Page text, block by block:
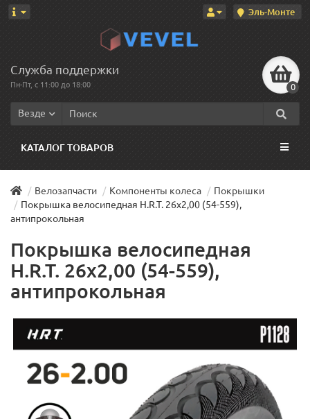
Эль-Монте
Служба поддержки
Пн-Пт, с 11:00 до 18:00 0
Везде
КАТАЛОГ ТОВАРОВ
Велозапчасти Компоненты колеса
Покрышки
Покрышка велосипедная H.R.T. 26x2,00 (54-559),
антипрокольная
Покрышка велосипедная
H.R.T. 26x2,00 (54-559),
антипрокольная